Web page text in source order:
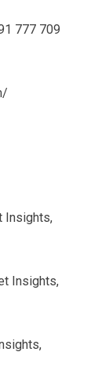
777 709
Insights,
Insights,